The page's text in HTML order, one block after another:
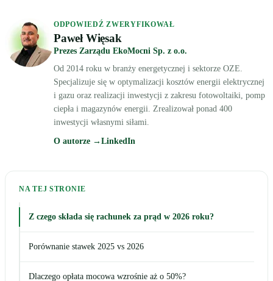
ODPOWIEDŹ ZWERYFIKOWAŁ
Paweł Więsak
Prezes Zarządu EkoMocni Sp. z o.o.
Od 2014 roku w branży energetycznej i sektorze OZE.
Specjalizuje się w optymalizacji kosztów energii elektrycznej
i gazu oraz realizacji inwestycji z zakresu fotowoltaiki, pomp
ciepła i magazynów energii. Zrealizował ponad 400
inwestycji własnymi siłami.
O autorze → LinkedIn
NA TEJ STRONIE
Z czego składa się rachunek za prąd w 2026 roku?
Porównanie stawek 2025 vs 2026
Dlaczego opłata mocowa wzrośnie aż o 50%?